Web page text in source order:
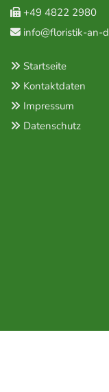
 +49 4822 2980
 info@floristik-an-
 Startseite
 Kontaktdaten
 Impressum
 Datenschutz